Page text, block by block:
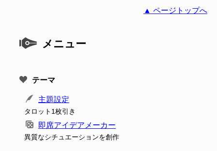
▲ ページトップへ
メニュー
テーマ
主題設定
タロット1枚引き
即席アイデアメーカー
異質なシチュエーションを創作